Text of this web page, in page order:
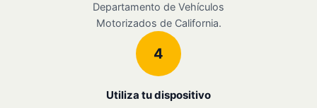
Departamento de Vehículos
Motorizados de California.
4
Utiliza tu dispositivo